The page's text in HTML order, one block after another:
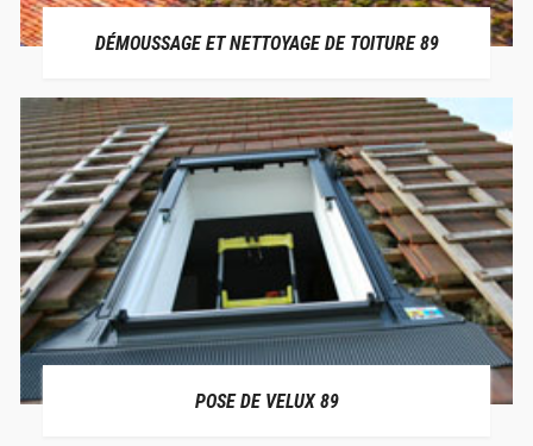
DÉMOUSSAGE ET NETTOYAGE DE TOITURE 89
POSE DE VELUX 89